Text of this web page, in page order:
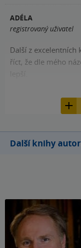
ADÉLA
registrovaný uživatel
Další z excelentních
říct, že dle mého
Další knihy